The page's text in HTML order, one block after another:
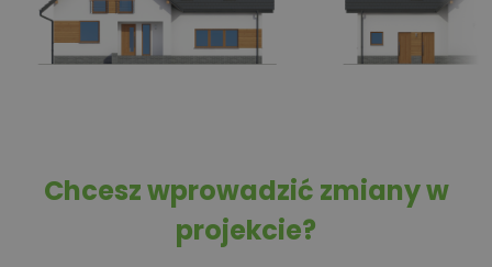
Chcesz wprowadzić zmiany w
projekcie?